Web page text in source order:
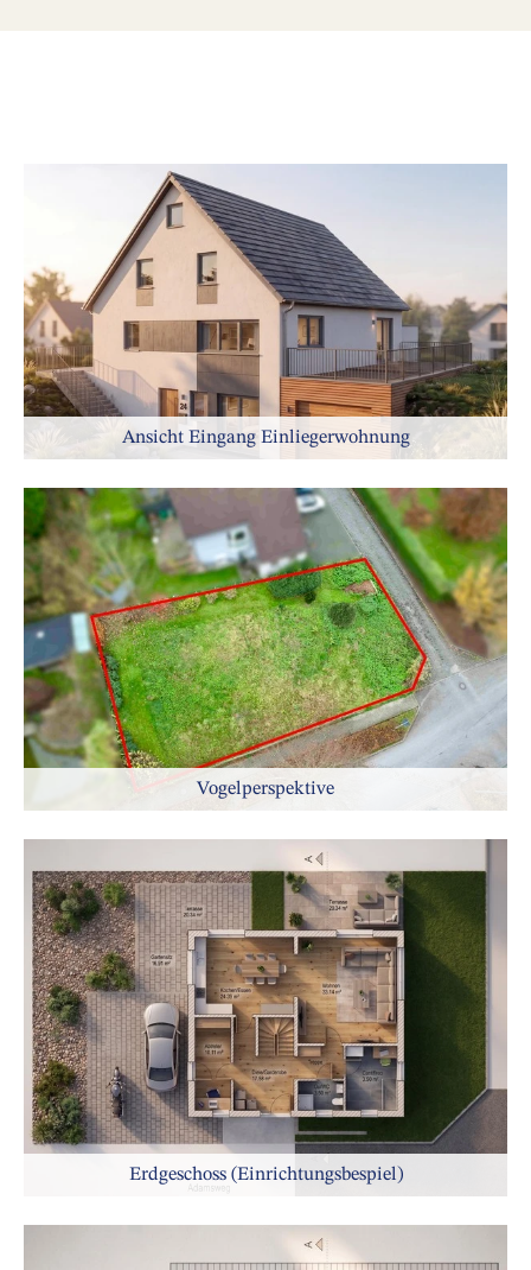
Ansicht Eingang Einliegerwohnung
Vogelperspektive
Erdgeschoss (Einrichtungsbespiel)